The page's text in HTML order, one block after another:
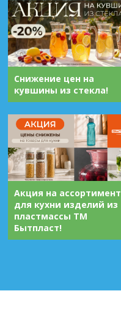
Снижение цен на
кувшины из стекла!
Акция на ассортимент
для кухни изделий из
пластмассы ТМ
Бытпласт!